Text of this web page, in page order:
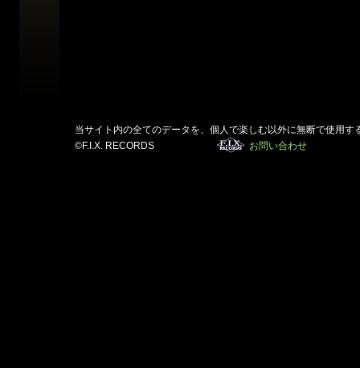
当サイト内の全てのデータを、個人で楽しむ以外に無断で使用す
©F.I.X. RECORDS
お問い合わせ